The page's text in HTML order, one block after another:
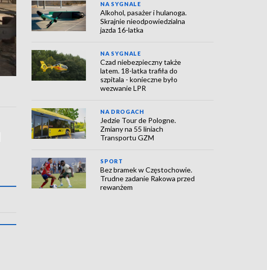
NA SYGNALE
Alkohol, pasażer i hulanoga.
Skrajnie nieodpowiedzialna
jazda 16-latka
NA SYGNALE
Czad niebezpieczny także
latem. 18-latka trafiła do
szpitala - konieczne było
wezwanie LPR
NA DROGACH
Jedzie Tour de Pologne.
Zmiany na 55 liniach
Transportu GZM
SPORT
Bez bramek w Częstochowie.
Trudne zadanie Rakowa przed
rewanżem